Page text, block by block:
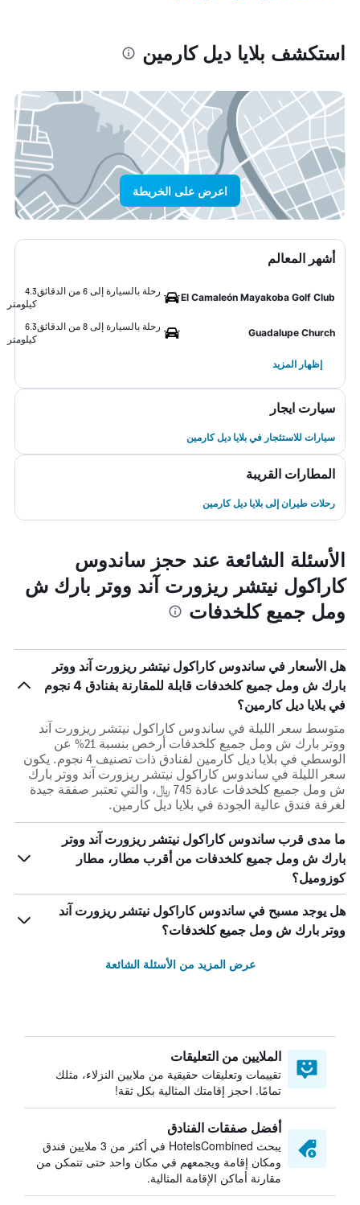
استكشف بلايا ديل كارمين
اعرض على الخريطة
أشهر المعالم
El Camaleón Mayakoba Golf Club
رحلة بالسيارة إلى 6 من الدقائق
4.3
كيلومتر
Guadalupe Church
رحلة بالسيارة إلى 8 من الدقائق
6.3
كيلومتر
إظهار المزيد
سيارت ايجار
سيارات للاستئجار في بلايا ديل كارمين
المطارات القريبة
رحلات طيران إلى بلايا ديل كارمين
الأسئلة الشائعة عند حجز ساندوس
كاراكول نيتشر ريزورت آند ووتر بارك ش
ومل جميع كلخدفات
هل الأسعار في ساندوس كاراكول نيتشر ريزورت آند ووتر
بارك ش ومل جميع كلخدفات قابلة للمقارنة بفنادق 4 نجوم
في بلايا ديل كارمين؟
متوسط سعر الليلة في ساندوس كاراكول نيتشر ريزورت آند
ووتر بارك ش ومل جميع كلخدفات أرخص بنسبة 21% عن
الوسطي في بلايا ديل كارمين لفنادق ذات تصنيف 4 نجوم. يكون
سعر الليلة في ساندوس كاراكول نيتشر ريزورت آند ووتر بارك
ش ومل جميع كلخدفات عادة 745 ﷼، والتي تعتبر صفقة جيدة
لغرفة فندق عالية الجودة في بلايا ديل كارمين.
ما مدى قرب ساندوس كاراكول نيتشر ريزورت آند ووتر
بارك ش ومل جميع كلخدفات من أقرب مطار، مطار
كوزوميل؟
هل يوجد مسبح في ساندوس كاراكول نيتشر ريزورت آند
ووتر بارك ش ومل جميع كلخدفات؟
عرض المزيد من الأسئلة الشائعة
الملايين من التعليقات
تقييمات وتعليقات حقيقية من ملايين النزلاء، مثلك
تمامًا. احجز إقامتك المثالية بكل ثقة!
أفضل صفقات الفنادق
يبحث HotelsCombined في أكثر من 3 ملايين فندق
ومكان إقامة ويجمعهم في مكان واحد حتى تتمكن من
مقارنة أماكن الإقامة المثالية.